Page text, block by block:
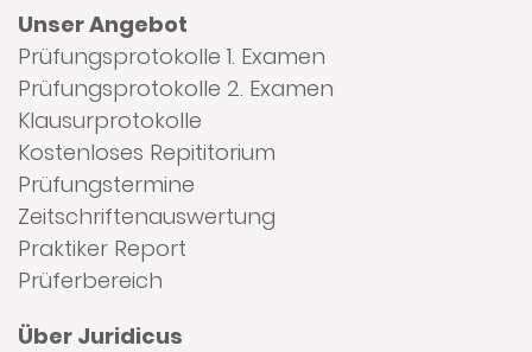
Unser Angebot
Prüfungsprotokolle 1. Examen
Prüfungsprotokolle 2. Examen
Klausurprotokolle
Kostenloses Repititorium
Prüfungstermine
Zeitschriftenauswertung
Praktiker Report
Prüferbereich
Über Juridicus